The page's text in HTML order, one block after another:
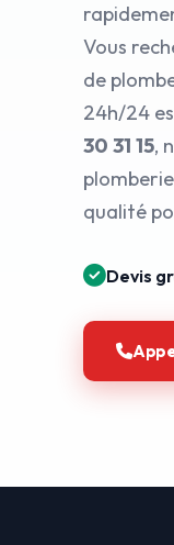
Vous
de
24h/24
30 31 15,
qualité
Devis